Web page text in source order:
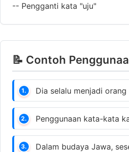
-- Pengganti kata "uju"
📝 Contoh
1. Dia selalu menjadi
2. Penggunaan kata-kata
3. Dalam budaya Jawa,